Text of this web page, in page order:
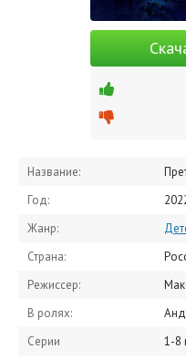
Название:
Год:
Жанр:
Страна:
Режиссер:
В ролях:
Андрей Фролов,
Серии
1-8